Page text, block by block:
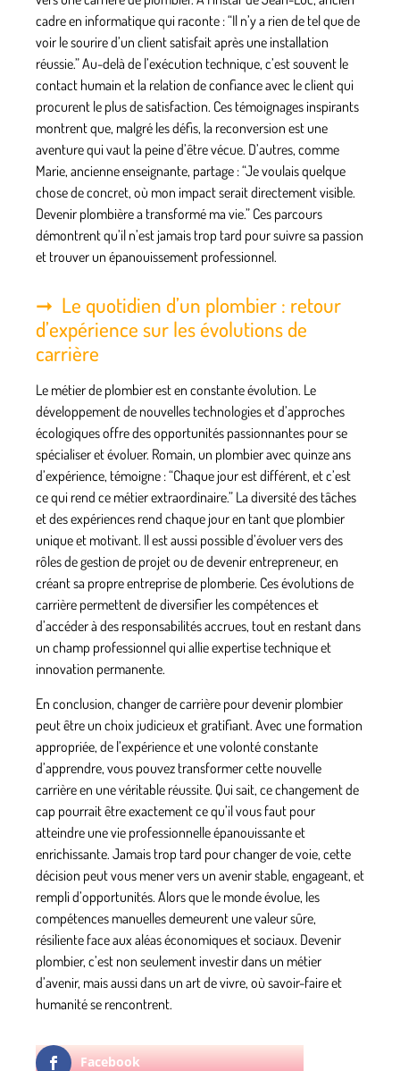
cadre en informatique qui raconte : “Il n’y a rien de tel que de
voir le sourire d’un client satisfait après une installation
réussie.” Au-delà de l’exécution technique, c’est souvent le
contact humain et la relation de confiance avec le client qui
procurent le plus de satisfaction. Ces témoignages inspirants
montrent que, malgré les défis, la reconversion est une
aventure qui vaut la peine d’être vécue. D’autres, comme
Marie, ancienne enseignante, partage : “Je voulais quelque
chose de concret, où mon impact serait directement visible.
Devenir plombière a transformé ma vie.” Ces parcours
démontrent qu’il n’est jamais trop tard pour suivre sa passion
et trouver un épanouissement professionnel.
Le quotidien d’un plombier : retour
d’expérience sur les évolutions de
carrière
Le métier de plombier est en constante évolution. Le
développement de nouvelles technologies et d’approches
écologiques offre des opportunités passionnantes pour se
spécialiser et évoluer. Romain, un plombier avec quinze ans
d’expérience, témoigne : “Chaque jour est différent, et c’est
ce qui rend ce métier extraordinaire.” La diversité des tâches
et des expériences rend chaque jour en tant que plombier
unique et motivant. Il est aussi possible d’évoluer vers des
rôles de gestion de projet ou de devenir entrepreneur, en
créant sa propre entreprise de plomberie. Ces évolutions de
carrière permettent de diversifier les compétences et
d’accéder à des responsabilités accrues, tout en restant dans
un champ professionnel qui allie expertise technique et
innovation permanente.
En conclusion, changer de carrière pour devenir plombier
peut être un choix judicieux et gratifiant. Avec une formation
appropriée, de l’expérience et une volonté constante
d’apprendre, vous pouvez transformer cette nouvelle
carrière en une véritable réussite. Qui sait, ce changement de
cap pourrait être exactement ce qu’il vous faut pour
atteindre une vie professionnelle épanouissante et
enrichissante. Jamais trop tard pour changer de voie, cette
décision peut vous mener vers un avenir stable, engageant, et
rempli d’opportunités. Alors que le monde évolue, les
compétences manuelles demeurent une valeur sûre,
résiliente face aux aléas économiques et sociaux. Devenir
plombier, c’est non seulement investir dans un métier
d’avenir, mais aussi dans un art de vivre, où savoir-faire et
humanité se rencontrent.
Facebook